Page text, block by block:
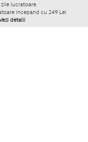
lucratoare. `
incepand cu 249 Lei
detalii